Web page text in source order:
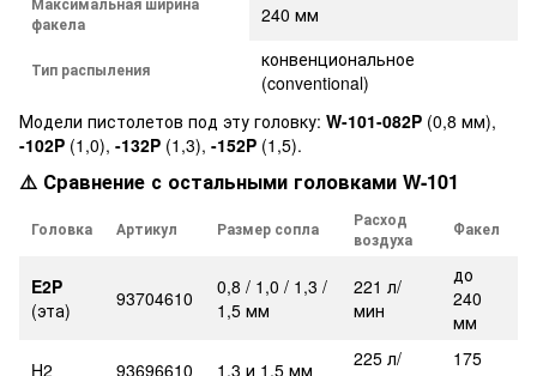
факела
240 мм
Тип распыления
конвенциональное
(conventional)
Модели пистолетов под эту головку: W-101-082P (0,8 мм),
-102P (1,0), -132P (1,3), -152P (1,5).
⚠️ Сравнение с остальными головками W-101
Головка Артикул Размер сопла
Расход
воздуха
Факел
E2P
(эта)
93704610
0,8 / 1,0 / 1,3 /
1,5 мм
221 л/
мин
до
240
мм
H2
93696610 1,3 и 1,5 мм
225 л/
175